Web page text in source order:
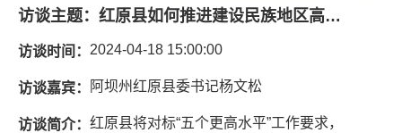
访谈主题： 红原县如何推进建设民族地区高质量发展阿坝典范目标工作
访谈时间： 2024-04-18 15:00:00
访谈嘉宾： 阿坝州红原县委书记杨文松
访谈简介： 红原县将对标“五个更高水平”工作要求，